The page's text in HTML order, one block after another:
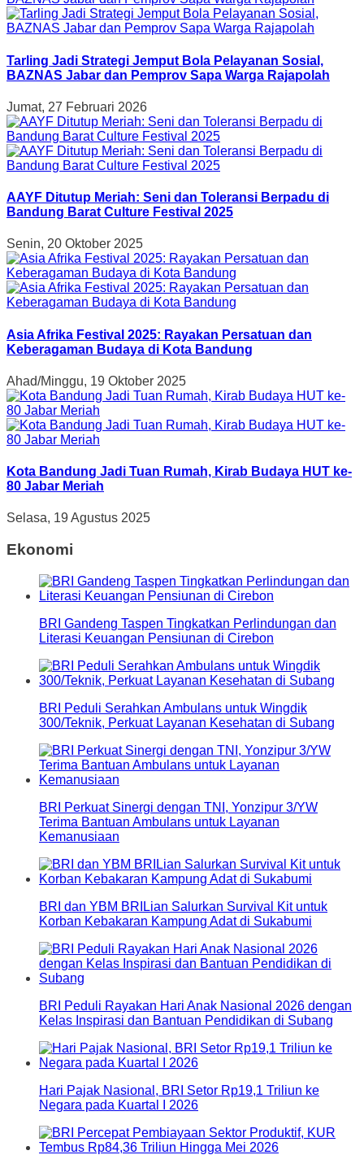
Tarling Jadi Strategi Jemput Bola Pelayanan Sosial,
BAZNAS Jabar dan Pemprov Sapa Warga Rajapolah
Jumat, 27 Februari 2026
AAYF Ditutup Meriah: Seni dan Toleransi Berpadu di
Bandung Barat Culture Festival 2025
Senin, 20 Oktober 2025
Asia Afrika Festival 2025: Rayakan Persatuan dan
Keberagaman Budaya di Kota Bandung
Ahad/Minggu, 19 Oktober 2025
Kota Bandung Jadi Tuan Rumah, Kirab Budaya HUT ke-
80 Jabar Meriah
Selasa, 19 Agustus 2025
Ekonomi
BRI Gandeng Taspen Tingkatkan Perlindungan dan
Literasi Keuangan Pensiunan di Cirebon
BRI Peduli Serahkan Ambulans untuk Wingdik
300/Teknik, Perkuat Layanan Kesehatan di Subang
BRI Perkuat Sinergi dengan TNI, Yonzipur 3/YW
Terima Bantuan Ambulans untuk Layanan
Kemanusiaan
BRI dan YBM BRILian Salurkan Survival Kit untuk
Korban Kebakaran Kampung Adat di Sukabumi
BRI Peduli Rayakan Hari Anak Nasional 2026 dengan
Kelas Inspirasi dan Bantuan Pendidikan di Subang
Hari Pajak Nasional, BRI Setor Rp19,1 Triliun ke
Negara pada Kuartal I 2026